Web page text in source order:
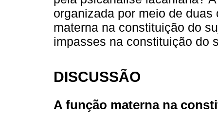
organizada por meio de
materna na constituição do
impasses na constituição do
DISCUSSÃO
A função materna na